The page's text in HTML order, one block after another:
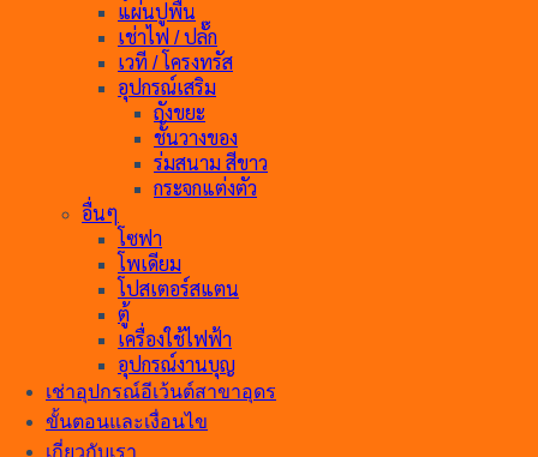
แผ่นปูพื้น
เช่าไฟ / ปลั๊ก
เวที / โครงทรัส
อุปกรณ์เสริม
ถังขยะ
ชั้นวางของ
ร่มสนาม สีขาว
กระจกแต่งตัว
อื่นๆ
โซฟา
โพเดียม
โปสเตอร์สแตน
ตู้
เครื่องใช้ไฟฟ้า
อุปกรณ์งานบุญ
เช่าอุปกรณ์อีเว้นต์สาขาอุดร
ขั้นตอนและเงื่อนไข
เกี่ยวกับเรา